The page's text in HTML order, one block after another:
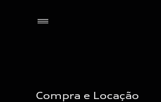
Compra e Locação